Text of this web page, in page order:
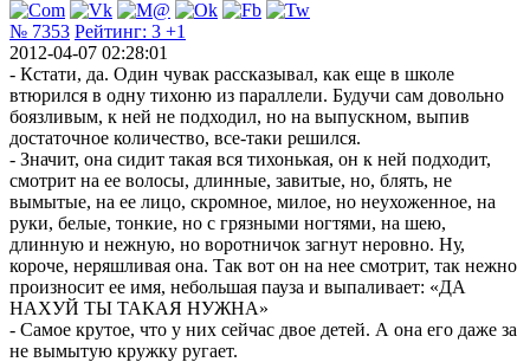
№ 7353 Рейтинг: 3 +1
2012-04-07 02:28:01
- Кстати, да. Один чувак рассказывал, как еще в школе
втюрился в одну тихоню из параллели. Будучи сам довольно
боязливым, к ней не подходил, но на выпускном, выпив
достаточное количество, все-таки решился.
- Значит, она сидит такая вся тихонькая, он к ней подходит,
смотрит на ее волосы, длинные, завитые, но, блять, не
вымытые, на ее лицо, скромное, милое, но неухоженное, на
руки, белые, тонкие, но с грязными ногтями, на шею,
длинную и нежную, но воротничок загнут неровно. Ну,
короче, неряшливая она. Так вот он на нее смотрит, так нежно
произносит ее имя, небольшая пауза и выпаливает: «ДА
НАХУЙ ТЫ ТАКАЯ НУЖНА»
- Самое крутое, что у них сейчас двое детей. А она его даже за
не вымытую кружку ругает.